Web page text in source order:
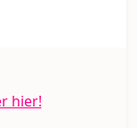
hier!